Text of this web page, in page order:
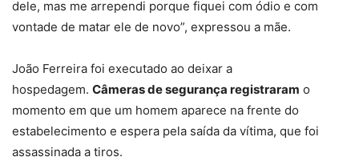
dele, mas me arrependi porque fiquei com ódio e com
vontade de matar ele de novo”, expressou a mãe.
João Ferreira foi executado ao deixar a
hospedagem. Câmeras de segurança registraram o
momento em que um homem aparece na frente do
estabelecimento e espera pela saída da vítima, que foi
assassinada a tiros.